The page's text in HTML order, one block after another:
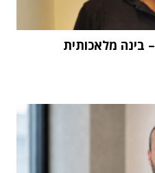
"העתיד הוא Physical AI – בינה מלאכותית